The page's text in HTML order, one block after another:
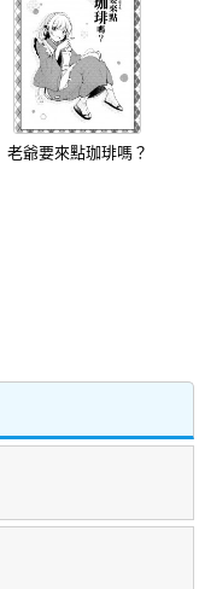
老爺要來點珈琲嗎？